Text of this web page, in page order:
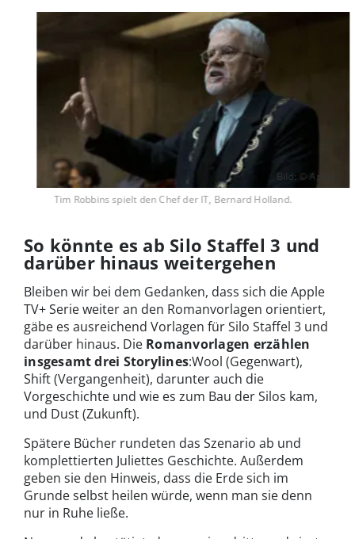
Tim Robbins spielt den Chef der IT, Bernard Holland.
Bild: © Apple
So könnte es ab Silo Staffel 3 und
darüber hinaus weitergehen
Bleiben wir bei dem Gedanken, dass sich die Apple
TV+ Serie weiter an den Romanvorlagen orientiert,
gäbe es ausreichend Vorlagen für Silo Staffel 3 und
darüber hinaus. Die Romanvorlagen erzählen
insgesamtdrei Storylines:Wool (Gegenwart),
Shift (Vergangenheit), darunter auch die
Vorgeschichte und wie es zum Bau der Silos kam,
und Dust (Zukunft).
Spätere Bücher rundeten das Szenario ab und
komplettierten Juliettes Geschichte. Außerdem
geben sie den Hinweis, dass die Erde sich im
Grunde selbst heilen würde, wenn man sie denn
nur in Ruhe ließe.